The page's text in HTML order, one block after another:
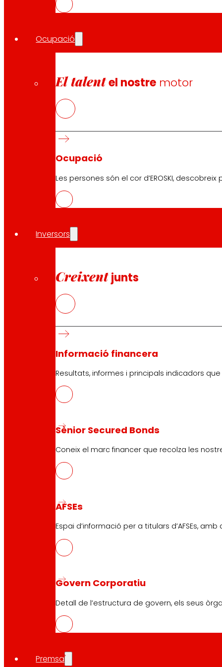
Ocupació
El talentel nostre motor
Ocupació
Les persones són el cor d’EROSKI,
Inversors
Creixent junts
Informació financera
Resultats, informes i principals indicadors
Sènior Secured Bonds
Coneix el marc financer que recolza les
AFSEs
Espai d’informació per a titulars d’AFSEs,
Govern Corporatiu
Detall de l’estructura de govern, els seus
Premsa
Atenció al client:944 943 444. De dilluns a dissabte
EROSKI Corporatiu
Compromisos
Ocupació
Inversors
Innovació
Botigues EROSKI
Obertura els dies festius
Supermercat en línia
Electrònica
Electrodomèstics
Assegurances
Finançament
Targeta EROSKI club Mastercard
Esdeveniments
Atenció al Client
Formulari de contacte
Retirades de producte
Formes de pagament
Premis i reconeixements